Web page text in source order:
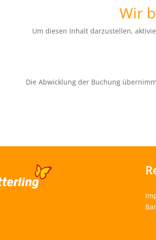
Wir
Um diesen Inhalt darzustellen,
Die Abwicklung der Buchung